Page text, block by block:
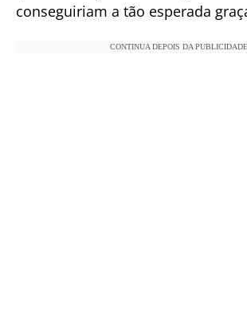
conseguiriam a tão esperada
CONTINUA DEPOIS DA PUBLICIDADE